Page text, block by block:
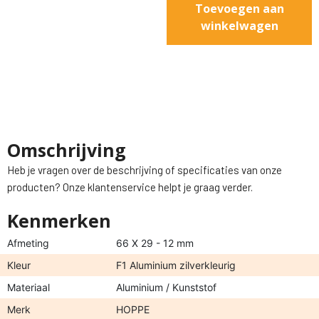
Toevoegen aan
winkelwagen
Omschrijving
Heb je vragen over de beschrijving of specificaties van onze
producten? Onze klantenservice helpt je graag verder.
Kenmerken
Afmeting
66 X 29 - 12 mm
Kleur
F1 Aluminium zilverkleurig
Materiaal
Aluminium / Kunststof
Merk
HOPPE